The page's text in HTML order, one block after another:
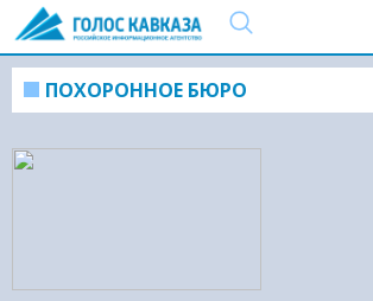
ПОХОРОННОЕ БЮРО